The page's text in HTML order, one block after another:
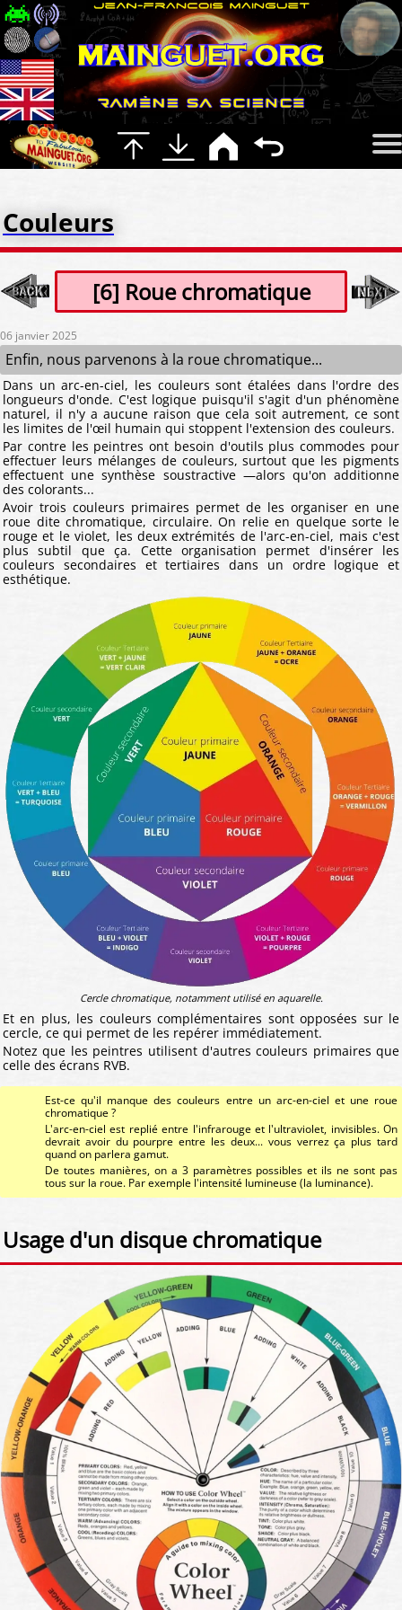
Couleurs
[6] Roue chromatique
06 janvier 2025
Enfin, nous parvenons à la roue chromatique...
Dans un arc-en-ciel, les couleurs sont étalées dans l'ordre des
longueurs d'onde. C'est logique puisqu'il s'agit d'un phénomène
naturel, il n'y a aucune raison que cela soit autrement, ce sont
les limites de l'œil humain qui stoppent l'extension des couleurs.
Par contre les peintres ont besoin d'outils plus commodes pour
effectuer leurs mélanges de couleurs, surtout que les pigments
effectuent une synthèse soustractive —alors qu'on additionne
des colorants...
Avoir trois couleurs primaires permet de les organiser en une
roue dite chromatique, circulaire. On relie en quelque sorte le
rouge et le violet, les deux extrémités de l'arc-en-ciel, mais c'est
plus subtil que ça. Cette organisation permet d'insérer les
couleurs secondaires et tertiaires dans un ordre logique et
esthétique.
Cercle chromatique, notamment utilisé en aquarelle.
Et en plus, les couleurs complémentaires sont opposées sur le
cercle, ce qui permet de les repérer immédiatement.
Notez que les peintres utilisent d'autres couleurs primaires que
celle des écrans RVB.
Est-ce qu'il manque des couleurs entre un arc-en-ciel et une roue
chromatique ?
L'arc-en-ciel est replié entre l'infrarouge et l'ultraviolet, invisibles. On
devrait avoir du pourpre entre les deux... vous verrez ça plus tard
quand on parlera gamut.
De toutes manières, on a 3 paramètres possibles et ils ne sont pas
tous sur la roue. Par exemple l'intensité lumineuse (la luminance).
Usage d'un disque chromatique